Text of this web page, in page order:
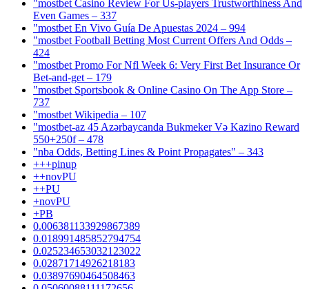
"mostbet Casino Review For Us-players Trustworthiness And
Even Games – 337
"mostbet En Vivo Guía De Apuestas 2024 – 994
"mostbet Football Betting Most Current Offers And Odds –
424
"mostbet Promo For Nfl Week 6: Very First Bet Insurance Or
Bet-and-get – 179
"‎mostbet Sportsbook & Online Casino On The App Store –
737
"mostbet Wikipedia – 107
"mostbet-az 45 Azərbaycanda Bukmeker Və Kazino Reward
550+250f – 478
"nba Odds, Betting Lines & Point Propagates" – 343
+++pinup
++novPU
++PU
+novPU
+PB
0.006381133929867389
0.018991485852794754
0.025234653032123022
0.02871714926218183
0.03897690464508463